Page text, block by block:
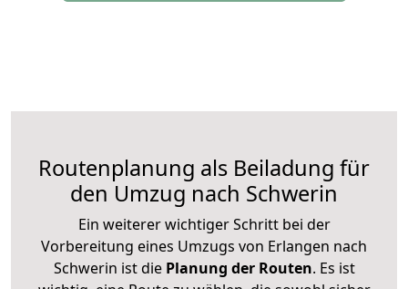
Routenplanung als Beiladung für
den Umzug nach Schwerin
Ein weiterer wichtiger Schritt bei der
Vorbereitung eines Umzugs von Erlangen nach
Schwerin ist diePlanung der Routen. Es ist